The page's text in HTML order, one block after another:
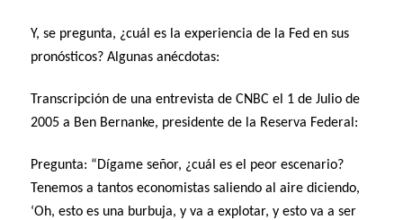
Y, se pregunta, ¿cuál es la experiencia de la Fed en sus
pronósticos? Algunas anécdotas:
Transcripción de una entrevista de CNBC el 1 de Julio de
2005 a Ben Bernanke, presidente de la Reserva Federal:
Pregunta: “Dígame señor, ¿cuál es el peor escenario?
Tenemos a tantos economistas saliendo al aire diciendo,
‘Oh, esto es una burbuja, y va a explotar, y esto va a ser